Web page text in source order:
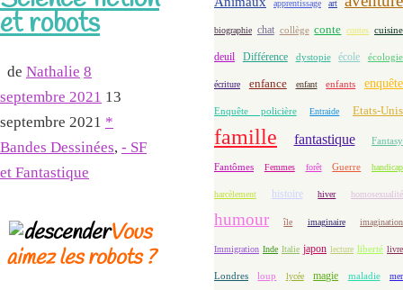
et robots
de Nathalie 8
septembre 2021 13
septembre 2021 *
Bandes Dessinées, - SF
et Fantastique
Vous
aimez les robots ?
apprentissage art
biographie chat collège conte contes cuisine
deuil Différence dystopie école écologie
écriture enfance enfant enfants enquête
Enquête policière Entraide Etats-Unis
famille fantastique Fantasy
Fantômes Femmes forêt Guerre handicap
harcèlement histoire hiver homosexualité
humour île imaginaire imagination
Immigration Inde Italie japon lecture liberté livre
Londres loup lycée magie maladie mer